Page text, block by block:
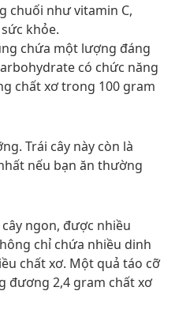
chuối như vitamin C,
khỏe.
chứa một lượng đáng
có chức năng
chất xơ trong 100 gram
Trái cây này còn là
nếu bạn ăn thường
ngon, được nhiều
chỉ chứa nhiều dinh
chất xơ. Một quả táo cỡ
đương 2,4 gram chất xơ